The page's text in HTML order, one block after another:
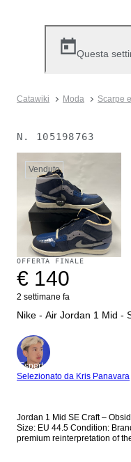
Questa
Catawiki Moda Scarpe
N. 105198763
Venduto
OFFERTA FINALE
€ 140
2 settimane fa
Nike - Air Jordan 1 Mid -
Esperto
Selezionato da Kris Panavara
Jordan 1 Mid SE Craft –
Size: EU 44.5 Condition: Brand New The Jordan 1 Mid
premium reinterpretation of